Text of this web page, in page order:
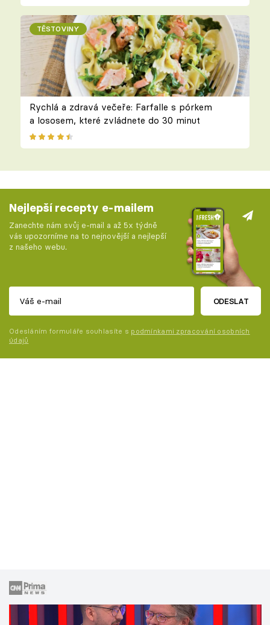
TĚSTOVINY
Rychlá a zdravá večeře: Farfalle s pórkem
a lososem, které zvládnete do 30 minut
Nejlepší recepty e-mailem
Zanechte nám svůj e-mail a až 5x týdně
vás upozorníme na to nejnovější a nejlepší
z našeho webu.
ODESLAT
Odesláním formuláře souhlasíte s podmínkami zpracování osobních
údajů